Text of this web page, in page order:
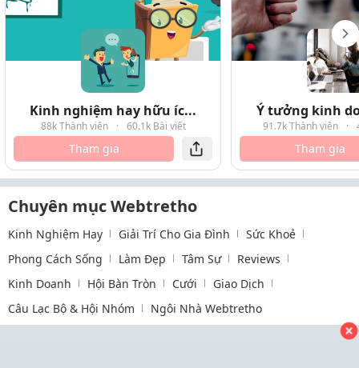
Kinh nghiệm hay hữu íc...
88k Thành viên · 60.1k Bài viết
Tham gia
Ý tưởng kinh
91.7k Thành viên ·
Tham gia
Chuyên mục Webtretho
Kinh Nghiệm Hay Giải Trí Cho Gia Đình
Sức Khoẻ
Phong Cách Sống
Làm Đẹp Tâm Sự
Reviews
Kinh Doanh
Hội Bàn Tròn Cưới
Giao Dịch
Câu Lạc Bộ & Hội Nhóm
Ngôi Nhà Webtretho